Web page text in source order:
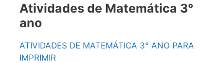
Atividades de Matemática 3°
ano
ATIVIDADES DE MATEMÁTICA 3° ANO PARA
IMPRIMIR